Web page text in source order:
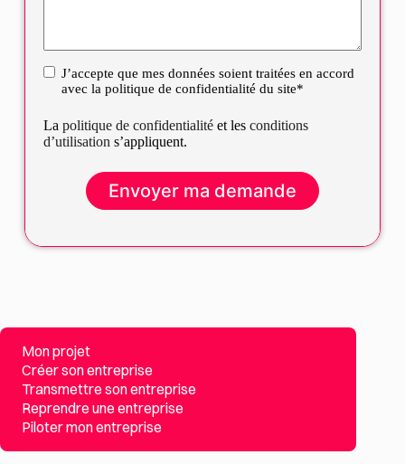
RGPDJ’accepte que mes données soient traitées en accord
avec la politique de confidentialité du site*
La politique de confidentialitéet les conditions
d’utilisation s’appliquent.
Mon projet
Créer son entreprise
Transmettre son entreprise
Reprendre une entreprise
Piloter mon entreprise